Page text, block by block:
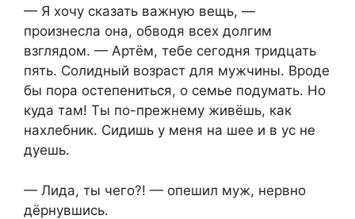
— Я хочу сказать важную вещь, —
произнесла она, обводя всех долгим
взглядом. — Артём, тебе сегодня тридцать
пять. Солидный возраст для мужчины. Вроде
бы пора остепениться, о семье подумать. Но
куда там! Ты по-прежнему живёшь, как
нахлебник. Сидишь у меня на шее и в ус не
дуешь.
— Лида, ты чего?! — опешил муж, нервно
дёрнувшись.